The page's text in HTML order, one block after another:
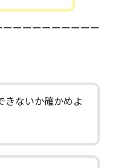
ーーーーーーーーー
ないか確かめよ